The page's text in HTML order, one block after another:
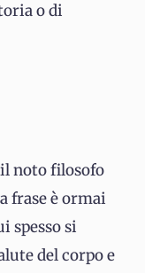
o di
noto filosofo
frase è ormai
spesso si
del corpo e